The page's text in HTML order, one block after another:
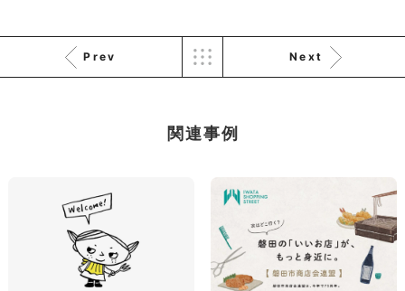
株式会社KDK様 コーポレート
#メーカー・製造業・工業・インフ
Prev Next
関連事例